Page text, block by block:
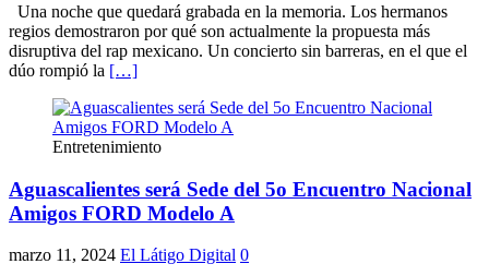
Una noche que quedará grabada en la memoria. Los hermanos
regios demostraron por qué son actualmente la propuesta más
disruptiva del rap mexicano. Un concierto sin barreras, en el que el
dúo rompió la […]
Entretenimiento
Aguascalientes será Sede del 5o Encuentro Nacional
Amigos FORD Modelo A
marzo 11, 2024 El Látigo Digital 0